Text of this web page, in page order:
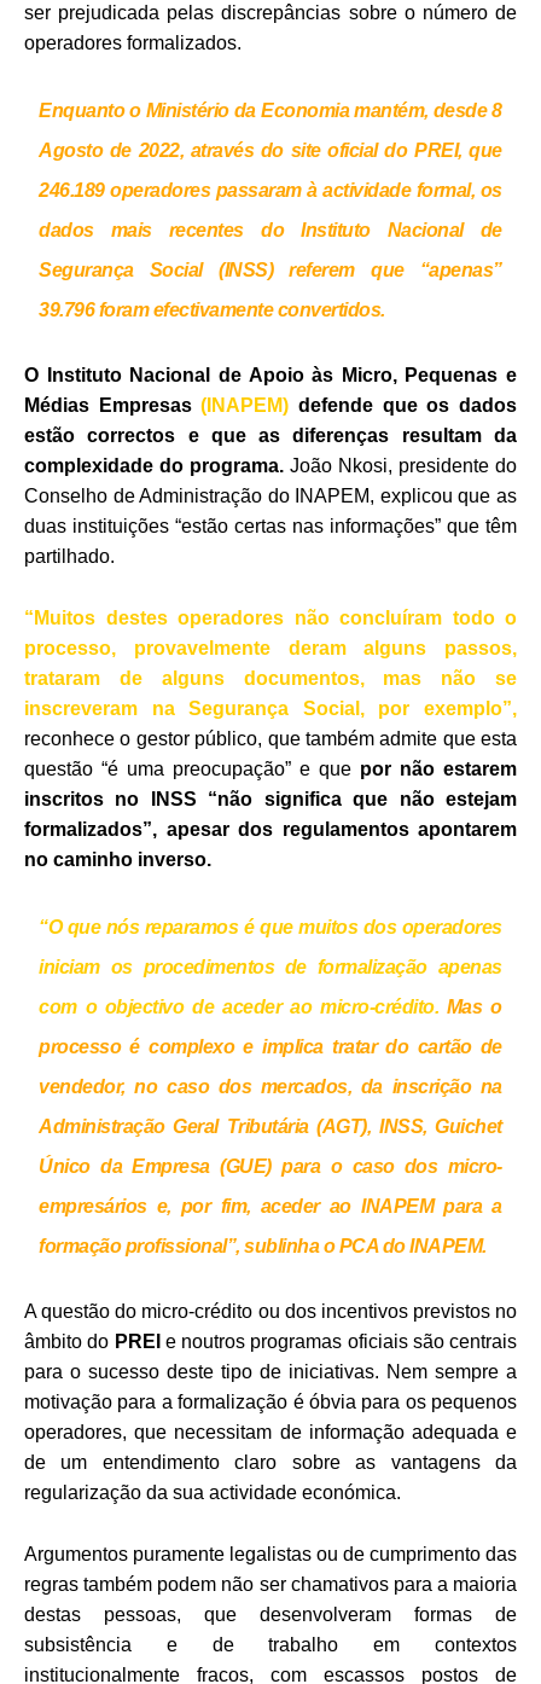
ser prejudicada pelas discrepâncias sobre o número de
operadores formalizados.
Enquanto o Ministério da Economia mantém, desde 8
Agosto de 2022, através do site oficial do PREI, que
246.189 operadores passaram à actividade formal, os
dados mais recentes do Instituto Nacional de
Segurança Social (INSS) referem que “apenas”
39.796 foram efectivamente convertidos.
O Instituto Nacional de Apoio às Micro, Pequenas e
Médias Empresas(INAPEM) defende que os dados
estão correctos e que as diferenças resultam da
complexidade do programa. João Nkosi, presidente do
Conselho de Administração do INAPEM, explicou que as
duas instituições “estão certas nas informações” que têm
partilhado.
“Muitos destes operadores não concluíram todo o
processo, provavelmente deram alguns passos,
trataram de alguns documentos, mas não se
inscreveram na Segurança Social, por exemplo”,
reconhece o gestor público, que também admite que esta
questão “é uma preocupação” e que por não estarem
inscritos no INSS “não significa que não estejam
formalizados”, apesar dos regulamentos apontarem
no caminho inverso.
“O que nós reparamos é que muitos dos operadores
iniciam os procedimentos de formalização apenas
com o objectivo de aceder ao micro-crédito. Mas o
processo é complexo e implica tratar do cartão de
vendedor, no caso dos mercados, da inscrição na
Administração Geral Tributária (AGT), INSS, Guichet
Único da Empresa (GUE) para o caso dos micro-
empresários e, por fim, aceder ao INAPEM para a
formação profissional”, sublinha o PCA do INAPEM.
A questão do micro-crédito ou dos incentivos previstos no
âmbito do PREI e noutros programas oficiais são centrais
para o sucesso deste tipo de iniciativas. Nem sempre a
motivação para a formalização é óbvia para os pequenos
operadores, que necessitam de informação adequada e
de um entendimento claro sobre as vantagens da
regularização da sua actividade económica.
Argumentos puramente legalistas ou de cumprimento das
regras também podem não ser chamativos para a maioria
destas pessoas, que desenvolveram formas de
subsistência e de trabalho em contextos
institucionalmente fracos, com escassos postos de